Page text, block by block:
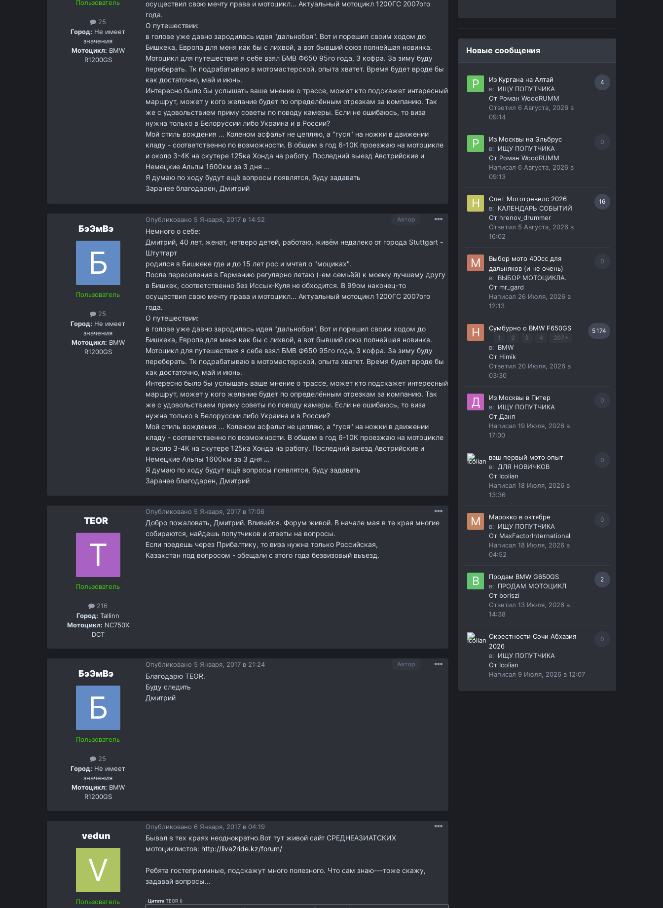
Пользователь
25
Город: Не имеет
значения
Мотоцикл: BMW
R1200GS
осуществил свою мечту права и мотоцикл... Актуальный мотоцикл 1200ГС 2007ого
года.
О путешествии:
в голове уже давно зародилась идея "дальнобоя". Вот и порешил своим ходом до
Бишкека, Европа для меня как бы с лихвой, а вот бывший союз полнейшая новинка.
Мотоцикл для путешествия я себе взял БМВ Ф650 95го года, 3 кофра. За зиму буду
переберать. Тк подрабатываю в мотомастерской, опыта хватет. Время будет вроде бы
как достаточно, май и июнь.
Интересно было бы услышать ваше мнение о трассе, может кто подскажет интересный
маршрут, может у кого желание будет по определённым отрезкам за компанию. Так
же с удовольствием приму советы по поводу камеры. Если не ошибаюсь, то виза
нужна только в Белоруссии либо Украина и в России?
Мой стиль вождения ... Коленом асфальт не цепляю, а "гуся" на ножки в движении
кладу - соответственно по возможности. В общем в год 6-10К проезжаю на мотоцикле
и около 3-4К на скутере 125ка Хонда на работу. Последний выезд Австрийские и
Немецкие Альпы 1600км за 3 дня ...
Я думаю по ходу будут ещё вопросы появлятся, буду задавать
Заранее благодарен, Дмитрий
БэЭмВэ
Пользователь
25
Город: Не имеет
значения
Мотоцикл: BMW
R1200GS
Автор
Опубликовано 5 Января, 2017 в 14:52
Немного о себе:
Дмитрий, 40 лет, женат, четверо детей, работаю, живём недалеко от города Stuttgart -
Штутгарт
родился в Бишкеке где и до 15 лет рос и мчтал о "моциках".
После переселения в Германию регулярно летаю (-ем семьёй) к моему лучшему другу
в Бишкек, соответственно без Иссык-Куля не обходится. В 99ом наконец-то
осуществил свою мечту права и мотоцикл... Актуальный мотоцикл 1200ГС 2007ого
года.
О путешествии:
в голове уже давно зародилась идея "дальнобоя". Вот и порешил своим ходом до
Бишкека, Европа для меня как бы с лихвой, а вот бывший союз полнейшая новинка.
Мотоцикл для путешествия я себе взял БМВ Ф650 95го года, 3 кофра. За зиму буду
переберать. Тк подрабатываю в мотомастерской, опыта хватет. Время будет вроде бы
как достаточно, май и июнь.
Интересно было бы услышать ваше мнение о трассе, может кто подскажет интересный
маршрут, может у кого желание будет по определённым отрезкам за компанию. Так
же с удовольствием приму советы по поводу камеры. Если не ошибаюсь, то виза
нужна только в Белоруссии либо Украина и в России?
Мой стиль вождения ... Коленом асфальт не цепляю, а "гуся" на ножки в движении
кладу - соответственно по возможности. В общем в год 6-10К проезжаю на мотоцикле
и около 3-4К на скутере 125ка Хонда на работу. Последний выезд Австрийские и
Немецкие Альпы 1600км за 3 дня ...
Я думаю по ходу будут ещё вопросы появлятся, буду задавать
Заранее благодарен, Дмитрий
TEOR
Пользователь
216
Город: Tallinn
Мотоцикл: NC750X
DCT
Опубликовано 5 Января, 2017 в 17:06
Добро пожаловать, Дмитрий. Вливайся. Форум живой. В начале мая в те края многие
собираются, найдешь попутчиков и ответы на вопросы.
Если поедешь через Прибалтику, то виза нужна только Российская,
Казахстан под вопросом - обещали с этого года безвизовый вьъезд.
БэЭмВэ
Пользователь
25
Город: Не имеет
значения
Мотоцикл: BMW
R1200GS
Автор
Опубликовано 5 Января, 2017 в 21:24
Благодарю TEOR.
Буду следить
Дмитрий
vedun
Пользователь
Опубликовано 6 Января, 2017 в 04:19
Бывал в тех краях неоднократно.Вот тут живой сайт СРЕДНЕАЗИАТСКИХ
мотоциклистов: http://live2ride.kz/forum/
Ребята гостеприимные, подскажут много полезного. Что сам знаю---тоже скажу,
задавай вопросы...
Цитата TEOR()
Новые сообщения
4
Из Кургана на Алтай
в: ИЩУ ПОПУТЧИКА
От Роман WoodRUMM
Ответил 6 Августа, 2026 в
09:14
0
Из Москвы на Эльбрус
в: ИЩУ ПОПУТЧИКА
От Роман WoodRUMM
Написал 6 Августа, 2026 в
09:13
16
Слет Мототревелс 2026
в: КАЛЕНДАРЬ СОБЫТИЙ
От hrenov_drummer
Ответил 5 Августа, 2026 в
16:02
0
Выбор мото 400сс для
дальняков (и не очень)
в: ВЫБОР МОТОЦИКЛА.
От mr_gard
Написал 26 Июля, 2026 в
12:13
5 174
Сумбурно о BMW F650GS
1 2 3 4 207
в: BMW
От Himik
Ответил 20 Июля, 2026 в
03:30
0
Из Москвы в Питер
в: ИЩУ ПОПУТЧИКА
От Даня
Написал 19 Июля, 2026 в
17:00
0
ваш первый мото опыт
в: ДЛЯ НОВИЧКОВ
От Icolian
Написал 18 Июля, 2026 в
13:36
0
Марокко в октябре
в: ИЩУ ПОПУТЧИКА
От MaxFactorInternational
Написал 18 Июля, 2026 в
04:52
2
Продам BMW G650GS
в: ПРОДАМ МОТОЦИКЛ
От boriszi
Ответил 13 Июля, 2026 в
14:38
0
Окрестности Сочи Абхазия
2026
в: ИЩУ ПОПУТЧИКА
От Icolian
Написал 9 Июля, 2026 в 12:07